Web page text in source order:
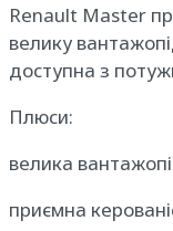
Renault Master
велику
доступна з
Плюси:
велика
приємна